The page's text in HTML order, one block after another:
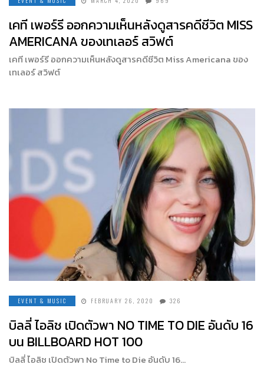
เคที เพอร์รี ออกความเห็นหลังดูสารคดีชีวิต MISS
AMERICANA ของเทเลอร์ สวิฟต์
เคที เพอร์รี ออกความเห็นหลังดูสารคดีชีวิต Miss Americana ของ
เทเลอร์ สวิฟต์
EVENT & MUSIC FEBRUARY 26, 2020 326
บิลลี่ ไอลิช เปิดตัวพา NO TIME TO DIE อันดับ 16
บน BILLBOARD HOT 100
บิลลี่ ไอลิช เปิดตัวพา No Time to Die อันดับ 16…